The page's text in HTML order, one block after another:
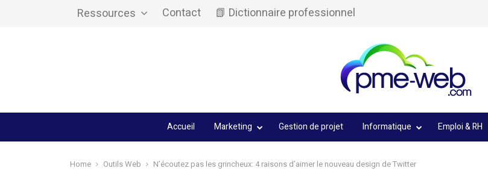
Ressources Contact 📗 Dictionnaire professionnel
Accueil Marketing Gestion de projet Informatique Emploi & RH
Home Outils Web N’écoutez pas les grincheux: 4 raisons d’aimer le nouveau design de Twitter